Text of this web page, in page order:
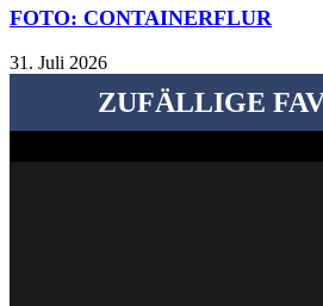
FOTO: CONTAINERFLUR
31. Juli 2026
ZUFÄLLIGE